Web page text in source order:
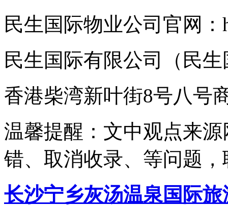
民生国际物业公司官网：
民生国际有限公司（民
香港柴湾新叶街8号八号
温馨提醒：文中观点来
错、取消收录、等问题
长沙宁乡灰汤温泉国际